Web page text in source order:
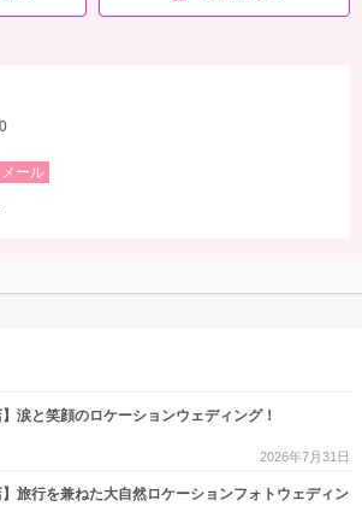
ール
】涙と笑顔のロケーションウェディング！
2026年7月31日
】旅行を兼ねた大自然ロケーションフォトウェディン